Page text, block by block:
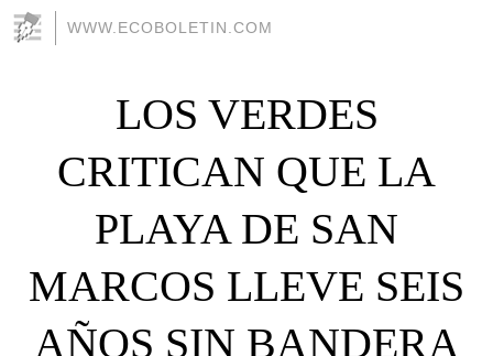
WWW.ECOBOLETIN.COM
LOS VERDES
CRITICAN QUE LA
PLAYA DE SAN
MARCOS LLEVE SEIS
AÑOS SIN BANDERA